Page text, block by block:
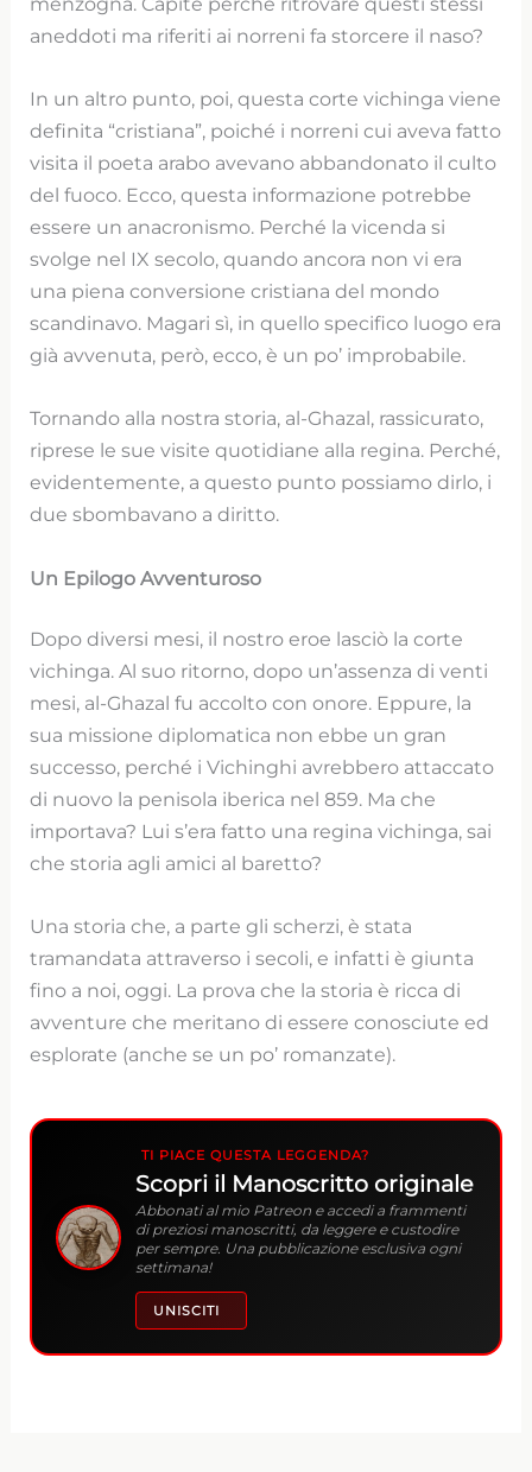
aneddoti ma riferiti ai norreni fa storcere il naso?
In un altro punto, poi, questa corte vichinga viene
definita “cristiana”, poiché i norreni cui aveva fatto
visita il poeta arabo avevano abbandonato il culto
del fuoco. Ecco, questa informazione potrebbe
essere un anacronismo. Perché la vicenda si
svolge nel IX secolo, quando ancora non vi era
una piena conversione cristiana del mondo
scandinavo. Magari sì, in quello specifico luogo era
già avvenuta, però, ecco, è un po’ improbabile.
Tornando alla nostra storia, al-Ghazal, rassicurato,
riprese le sue visite quotidiane alla regina. Perché,
evidentemente, a questo punto possiamo dirlo, i
due sbombavano a diritto.
Un Epilogo Avventuroso
Dopo diversi mesi, il nostro eroe lasciò la corte
vichinga. Al suo ritorno, dopo un’assenza di venti
mesi, al-Ghazal fu accolto con onore. Eppure, la
sua missione diplomatica non ebbe un gran
successo, perché i Vichinghi avrebbero attaccato
di nuovo la penisola iberica nel 859. Ma che
importava? Lui s’era fatto una regina vichinga, sai
che storia agli amici al baretto?
Una storia che, a parte gli scherzi, è stata
tramandata attraverso i secoli, e infatti è giunta
fino a noi, oggi. La prova che la storia è ricca di
avventure che meritano di essere conosciute ed
esplorate (anche se un po’ romanzate).
TI PIACE QUESTA LEGGENDA?
Scopri il Manoscritto originale
Abbonati al mio Patreon e accedi a frammenti
di preziosi manoscritti, da leggere e custodire
per sempre. Una pubblicazione esclusiva ogni
settimana!
UNISCITI